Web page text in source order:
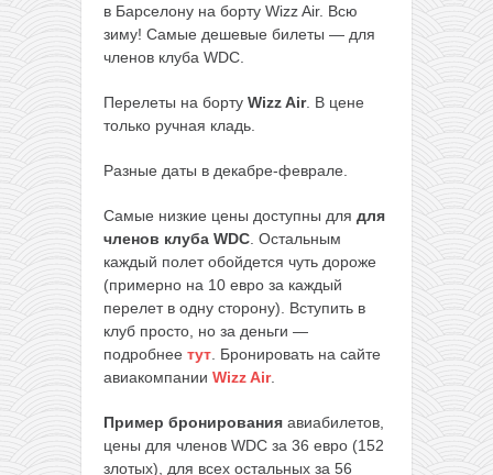
в Барселону на борту Wizz Air. Всю
зиму! Самые дешевые билеты — для
членов клуба WDC.
Перелеты на борту Wizz Air. В цене
только ручная кладь.
Разные даты в декабре-феврале.
Самые низкие цены доступны для для
членов клуба WDC . Остальным
каждый полет обойдется чуть дороже
(примерно на 10 евро за каждый
перелет в одну сторону). Вступить в
клуб просто, но за деньги —
подробнее тут . Бронировать на сайте
авиакомпании Wizz Air.
Пример бронирования авиабилетов,
цены для членов WDC за 36 евро (152
злотых), для всех остальных за 56
от 110€
туда-